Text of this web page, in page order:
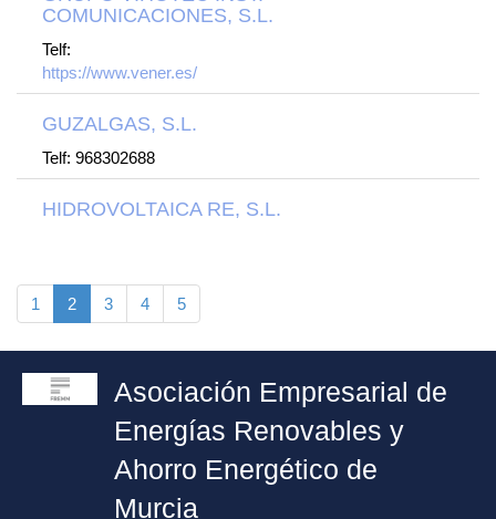
COMUNICACIONES, S.L.
Telf:
https://www.vener.es/
GUZALGAS, S.L.
Telf: 968302688
HIDROVOLTAICA RE, S.L.
1 2 3 4 5
Asociación Empresarial de
Energías Renovables y
Ahorro Energético de
Murcia